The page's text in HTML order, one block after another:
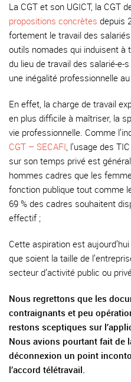
La CGT et son UGICT, la CGT
propositions concrètes depuis
fortement le travail des
outils nomades qui induisent à
du lieu de travail des salarié-
une inégalité professionnelle
En effet, la charge de travail
en plus difficile à maîtriser, la
vie professionnelle. Comme
CGT – SECAFI, l’usage des
sur son temps privé est
hommes cadres que les
fonction publique tout comme
69 % des cadres souhaitent
effectif ;
Cette aspiration est
que soient la taille de
secteur d’activité public ou
Nous regrettons que les
contraignants et peu
restons sceptiques sur
Nous avions pourtant fait de
déconnexion un point
l’accord télétravail.